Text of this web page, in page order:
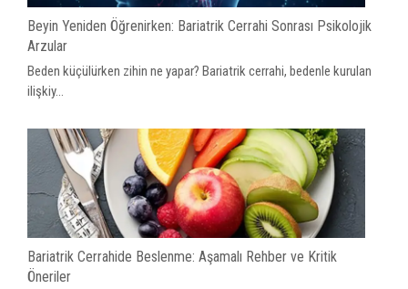
Beyin Yeniden Öğrenirken: Bariatrik Cerrahi Sonrası Psikolojik
Arzular
Beden küçülürken zihin ne yapar? Bariatrik cerrahi, bedenle kurulan
ilişkiy...
Bariatrik Cerrahide Beslenme: Aşamalı Rehber ve Kritik
Öneriler